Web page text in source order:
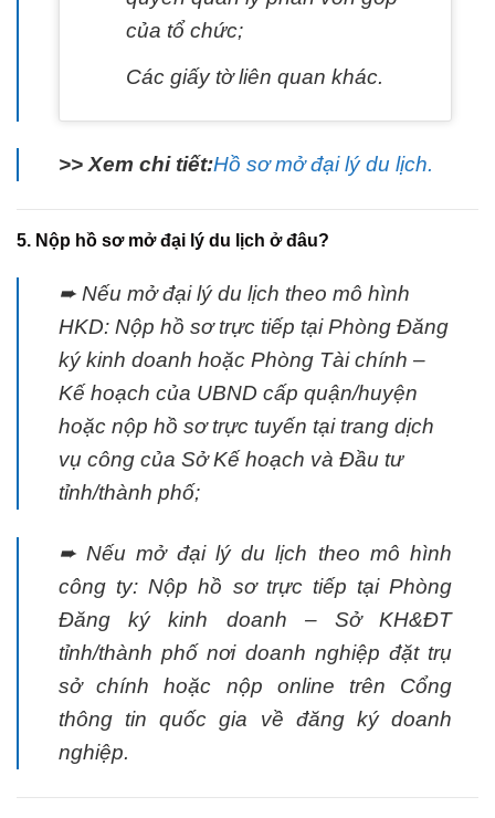
của tổ chức;
Các giấy tờ liên quan khác.
>> Xem chi tiết:Hồ sơ mở đại lý du lịch.
5. Nộp hồ sơ mở đại lý du lịch ở đâu?
➨ Nếu mở đại lý du lịch theo mô hình
HKD: Nộp hồ sơ trực tiếp tại Phòng Đăng
ký kinh doanh hoặc Phòng Tài chính –
Kế hoạch của UBND cấp quận/huyện
hoặc nộp hồ sơ trực tuyến tại trang dịch
vụ công của Sở Kế hoạch và Đầu tư
tỉnh/thành phố;
➨ Nếu mở đại lý du lịch theo mô hình
công ty: Nộp hồ sơ trực tiếp tại Phòng
Đăng ký kinh doanh – Sở KH&ĐT
tỉnh/thành phố nơi doanh nghiệp đặt trụ
sở chính hoặc nộp online trên Cổng
thông tin quốc gia về đăng ký doanh
nghiệp.